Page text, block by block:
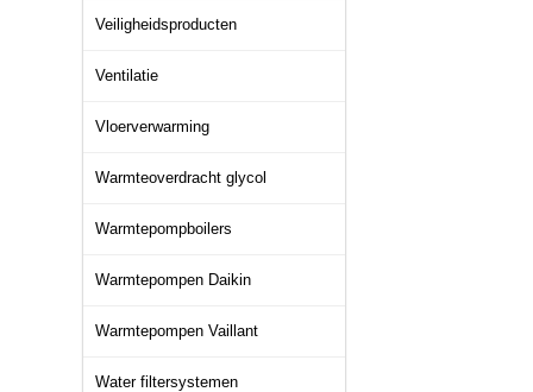
Veiligheidsproducten
Ventilatie
Vloerverwarming
Warmteoverdracht glycol
Warmtepompboilers
Warmtepompen Daikin
Warmtepompen Vaillant
Water filtersystemen